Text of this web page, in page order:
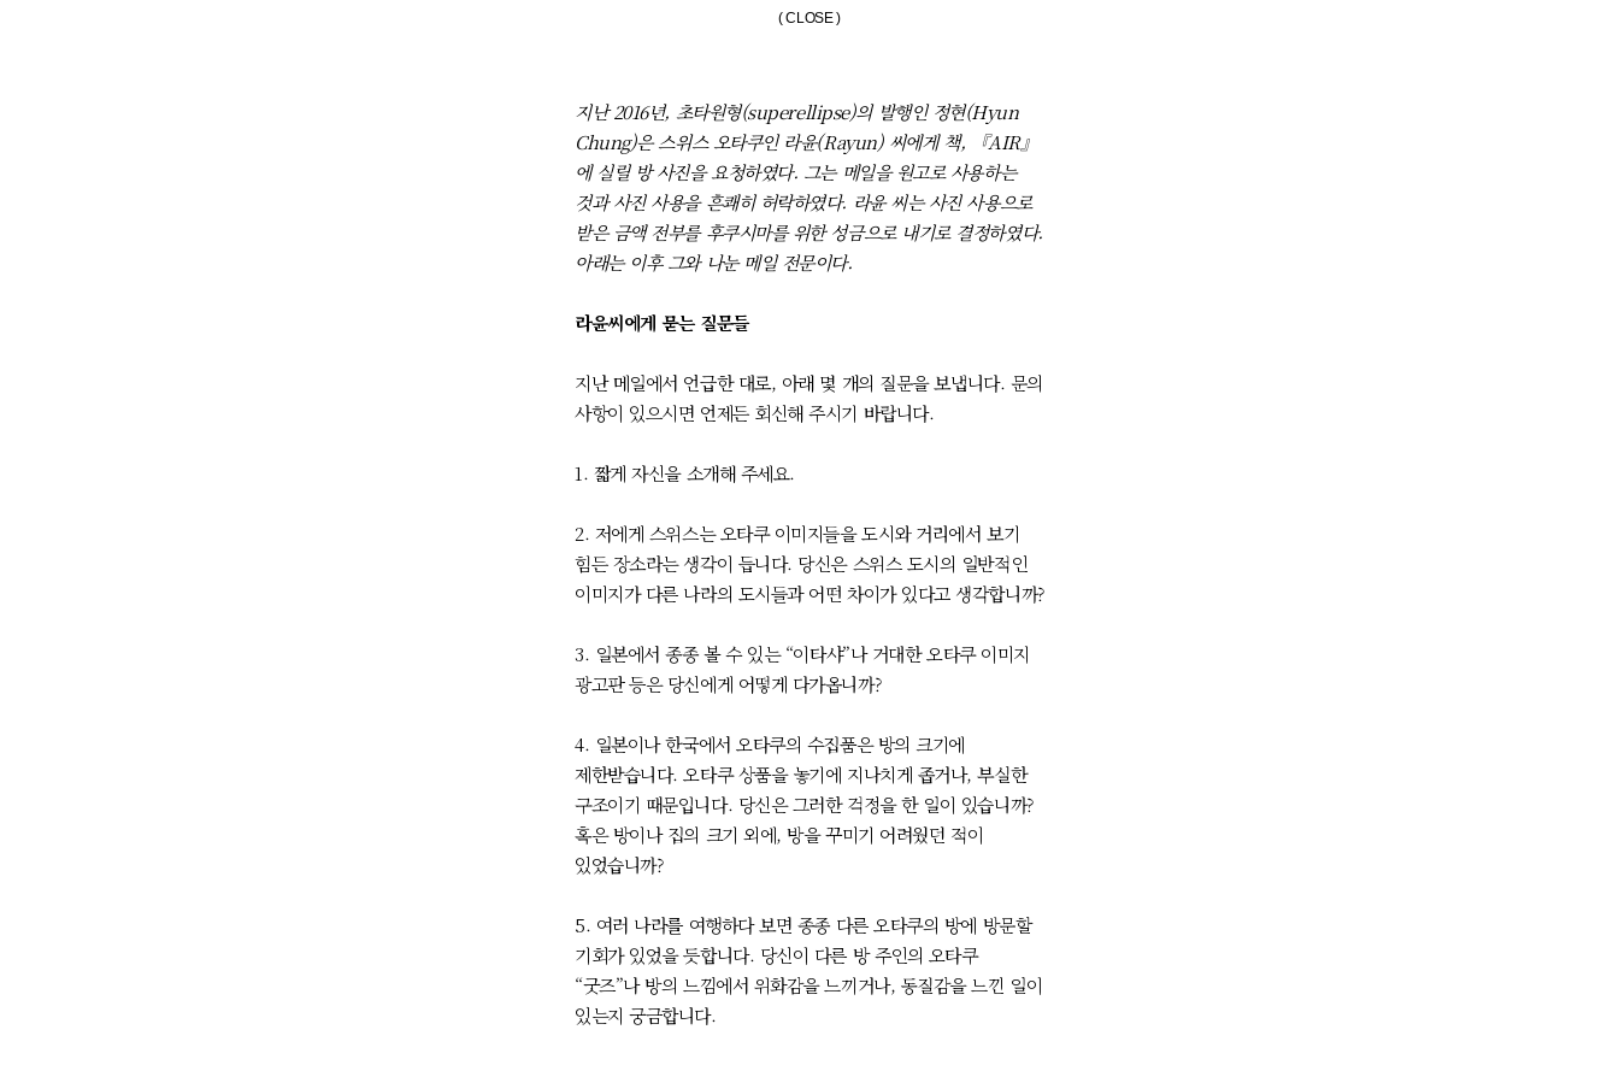
( CLOSE )
지난 2016년, 초타원형(superellipse)의 발행인 정현(Hyun
Chung)은 스위스 오타쿠인 라윤(Rayun) 씨에게 책, 『AIR』
에 실릴 방 사진을 요청하였다. 그는 메일을 원고로 사용하는
것과 사진 사용을 흔쾌히 허락하였다. 라윤 씨는 사진 사용으로
받은 금액 전부를 후쿠시마를 위한 성금으로 내기로 결정하였다.
아래는 이후 그와 나눈 메일 전문이다.
라윤씨에게 묻는 질문들
지난 메일에서 언급한 대로, 아래 몇 개의 질문을 보냅니다. 문의
사항이 있으시면 언제든 회신해 주시기 바랍니다.
1. 짧게 자신을 소개해 주세요.
2. 저에게 스위스는 오타쿠 이미지들을 도시와 거리에서 보기
힘든 장소라는 생각이 듭니다. 당신은 스위스 도시의 일반적인
이미지가 다른 나라의 도시들과 어떤 차이가 있다고 생각합니까?
3. 일본에서 종종 볼 수 있는 “이타샤”나 거대한 오타쿠 이미지
광고판 등은 당신에게 어떻게 다가옵니까?
4. 일본이나 한국에서 오타쿠의 수집품은 방의 크기에
제한받습니다. 오타쿠 상품을 놓기에 지나치게 좁거나, 부실한
구조이기 때문입니다. 당신은 그러한 걱정을 한 일이 있습니까?
혹은 방이나 집의 크기 외에, 방을 꾸미기 어려웠던 적이
있었습니까?
5. 여러 나라를 여행하다 보면 종종 다른 오타쿠의 방에 방문할
기회가 있었을 듯합니다. 당신이 다른 방 주인의 오타쿠
“굿즈”나 방의 느낌에서 위화감을 느끼거나, 동질감을 느낀 일이
있는지 궁금합니다.